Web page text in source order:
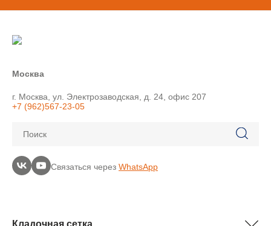
Москва
г. Москва, ул. Электрозаводская, д. 24, офис 207
+7 (962)567-23-05
Поиск
Связаться через WhatsApp
Кладочная сетка